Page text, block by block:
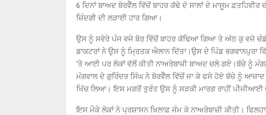
6 ਦਿਨਾਂ ਬਾਅਦ ਬੋਰਵੈੱਲ ਵਿੱਚੋਂ ਬਾਹਰ ਕੱਢੇ ਦੋ ਸਾਲਾਂ ਦੇ ਮਾਸੂਮ
ਜ਼ਿੰਦਗੀ ਦੀ ਲੜਾਈ ਹਾਰ ਗਿਆ।
ਉਸ ਨੂੰ ਸਵੇਰੇ ਪੰਜ ਵਜੇ ਬੋਰ ਵਿੱਚੋਂ ਬਾਹਰ ਕੱਢਿਆ ਗਿਆ ਤੇ ਅੱਠ ਕੁ ਵਜੇ
ਡਾਕਟਰਾਂ ਨੇ ਉਸ ਨੂੰ ਮ੍ਰਿਤਕ ਐਲਾਨ ਦਿੱਤਾ।ਉਸ ਦੇ ਪਿੰਡ
‘ਤੇ ਆਈ ਪਰ ਲੋਕਾਂ ਵੱਲੋਂ ਕੀਤੀ ਨਾਅਰੇਬਾਜ਼ੀ ਬਾਅਦ ਚਲੇ ਗਏ।ਬੱਚੇ ਨੂੰ
ਮੰਗਵਾਲ ਦੇ ਗੁਰਿੰਦਰ ਸਿੰਘ ਨੇ ਬੋਰਵੈੱਲ ਵਿੱਚੋਂ ਜਾ ਕੇ ਫਸੇ ਹੋਏ ਬੱਚੇ ਨੂੰ
ਖਿੱਚ ਲਿਆ। ਇਸ ਮਗਰੋਂ ਤੁਰੰਤ ਉਸ ਨੂੰ ਸੜਕੀ ਮਾਰਗ ਰਾਹੀਂ ਪੀਜੀਆਈ
ਇਸ ਮੌਕੇ ਲੋਕਾਂ ਨੇ ਪ੍ਰਸ਼ਾਸਨ ਖ਼ਿਲਾਫ਼ ਜੰਮ ਕੇ ਨਾਅਰੇਬਾਜ਼ੀ ਕੀਤੀ।